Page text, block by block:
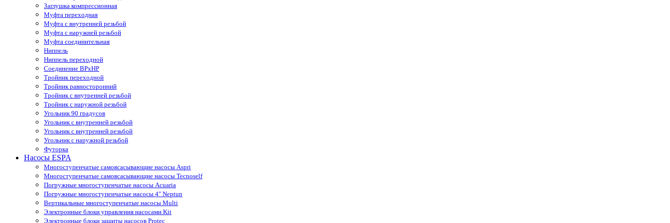
Заглушка компрессионная
Муфта переходная
Муфта с внутренней резьбой
Муфта с наружней резьбой
Муфта соединительная
Ниппель
Ниппель переходной
Соединение ВРхНР
Тройник переходной
Тройник равносторонний
Тройник с внутренней резьбой
Тройник с наружной резьбой
Угольник 90 градусов
Угольник c внутренней резьбой
Угольник с внутренней резьбой
Угольник с наружной резьбой
Футорка
Насосы ESPA
Многоступенчатые самовсасывающие насосы Aspri
Многоступенчатые самовсасывающие насосы Tecnoself
Погружные многоступенчатые насосы Acuaria
Погружные многоступенчатые насосы 4" Neptun
Вертикальные многоступенчатые насосы Multi
Электронные блоки управления насосами Kit
Электронные блоки защиты насосов Protec